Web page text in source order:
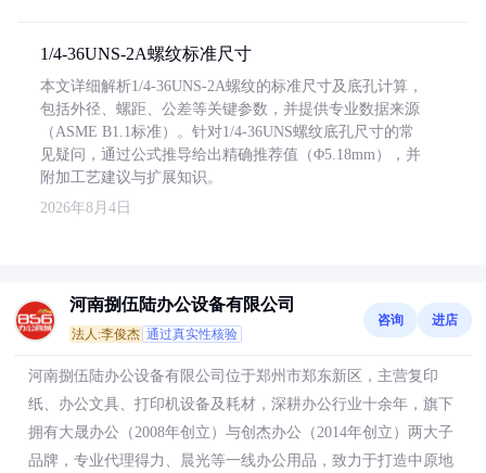
1/4-36UNS-2A螺纹标准尺寸
本文详细解析1/4-36UNS-2A螺纹的标准尺寸及底孔计算，
包括外径、螺距、公差等关键参数，并提供专业数据来源
（ASME B1.1标准）。针对1/4-36UNS螺纹底孔尺寸的常
见疑问，通过公式推导给出精确推荐值（Φ5.18mm），并
附加工艺建议与扩展知识。
2026年8月4日
河南捌伍陆办公设备有限公司
法人:李俊杰 通过真实性核验
咨询 进店
河南捌伍陆办公设备有限公司位于郑州市郑东新区，主营复印
纸、办公文具、打印机设备及耗材，深耕办公行业十余年，旗下
拥有大晟办公（2008年创立）与创杰办公（2014年创立）两大子
品牌，专业代理得力、晨光等一线办公用品，致力于打造中原地